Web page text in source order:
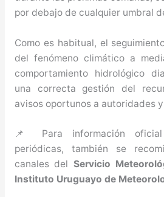
por debajo de cualquier umbral
Como es habitual, el
del fenómeno climático a
comportamiento hidrológico
una correcta gestión del
avisos oportunos a autoridades
📌 Para información
periódicas, también se
canales del Servicio
Instituto Uruguayo de